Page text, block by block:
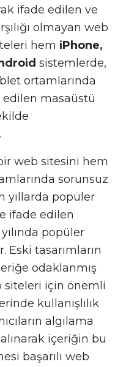
ifade edilen ve
olmayan web
hem iPhone,
sistemlerde,
ortamlarında
masaüstü
web sitesini hem
sorunsuz
yıllarda popüler
ifade edilen
popüler
tasarımların
odaklanmış
siteleri için önemli
kullanışlılık
algılama
içeriğin bu
başarılı web